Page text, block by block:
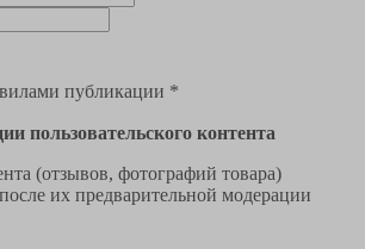
публикации *
пользовательского контента
(отзывов, фотографий товара)
их предварительной модерации